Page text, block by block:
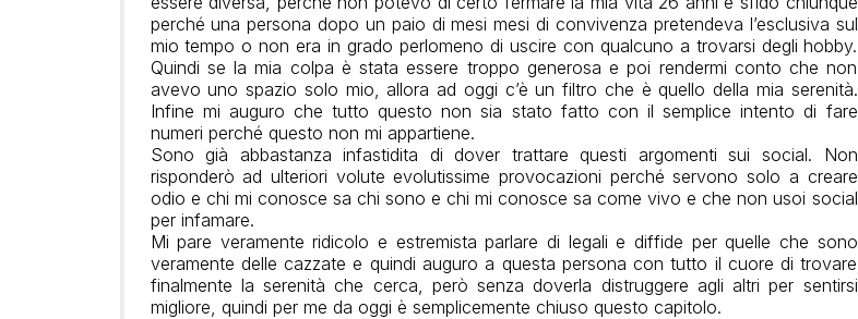
perché una persona dopo un paio di mesi mesi di convivenza pretendeva l’esclusiva sul
mio tempo o non era in grado perlomeno di uscire con qualcuno a trovarsi degli hobby.
Quindi se la mia colpa è stata essere troppo generosa e poi rendermi conto che non
avevo uno spazio solo mio, allora ad oggi c’è un filtro che è quello della mia serenità.
Infine mi auguro che tutto questo non sia stato fatto con il semplice intento di fare
numeri perché questo non mi appartiene.
Sono già abbastanza infastidita di dover trattare questi argomenti sui social. Non
risponderò ad ulteriori volute evolutissime provocazioni perché servono solo a creare
odio e chi mi conosce sa chi sono e chi mi conosce sa come vivo e che non usoi social
per infamare.
Mi pare veramente ridicolo e estremista parlare di legali e diffide per quelle che sono
veramente delle cazzate e quindi auguro a questa persona con tutto il cuore di trovare
finalmente la serenità che cerca, però senza doverla distruggere agli altri per sentirsi
migliore, quindi per me da oggi è semplicemente chiuso questo capitolo.